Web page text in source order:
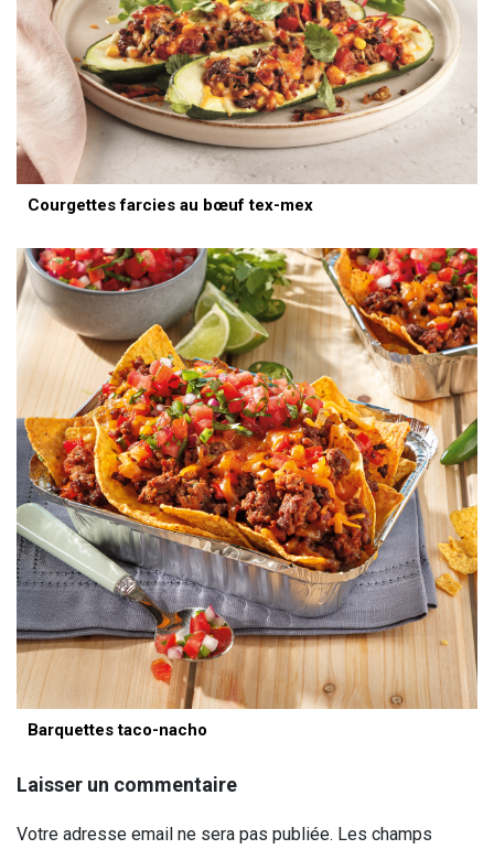
Courgettes farcies au bœuf tex-mex
Barquettes taco-nacho
Laisser un commentaire
Votre adresse email ne sera pas publiée. Les champs